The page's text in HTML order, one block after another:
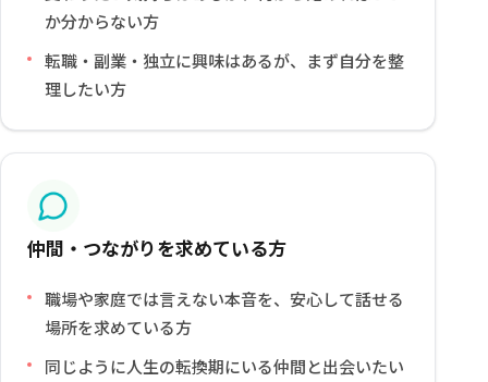
か分からない方
転職・副業・独立に興味はあるが、まず自分を整
理したい方
仲間・つながりを求めている方
職場や家庭では言えない本音を、安心して話せる
場所を求めている方
同じように人生の転換期にいる仲間と出会いたい